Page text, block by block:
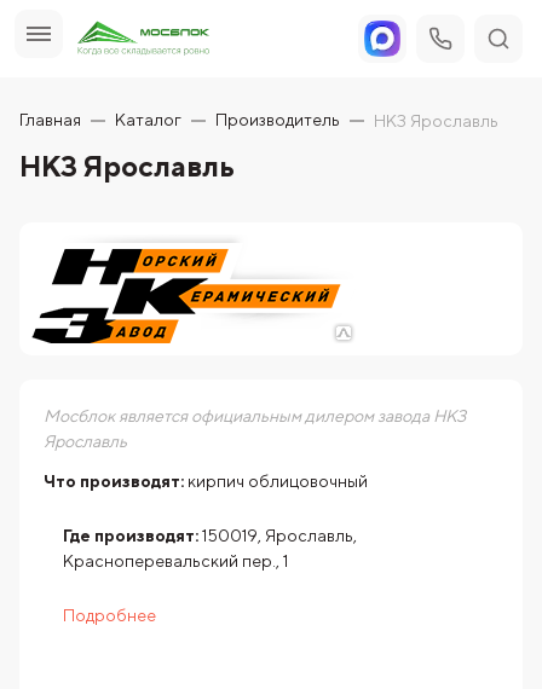
Главная Каталог Производитель НКЗ Ярославль
НКЗ Ярославль
Мосблок является официальным дилером завода НКЗ
Ярославль
Что производят: кирпич облицовочный
Где производят:150019, Ярославль,
Красноперевальский пер., 1
Подробнее